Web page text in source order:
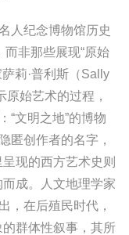
人纪念博物馆历史
非那些展现“原始
莉·普利斯（Sally
始艺术的过程，
“文明之地”的博物
匿创作者的名字，
现的西方艺术史则
成。人文地理学家
，在后殖民时代，
群体性叙事，其所